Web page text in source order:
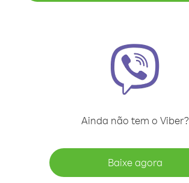
Ainda não tem o Viber?
Baixe agora